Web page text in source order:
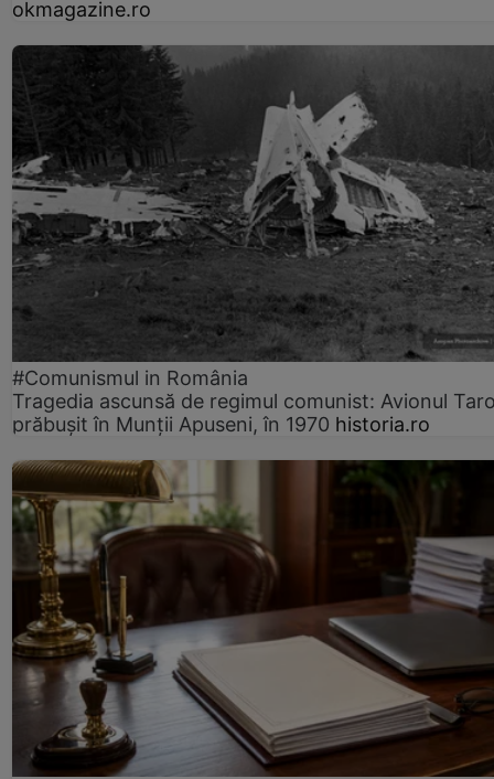
okmagazine.ro
#Comunismul in România
Tragedia ascunsă de regimul comunist: Avionul
prăbușit în Munții Apuseni, în 1970 historia.ro